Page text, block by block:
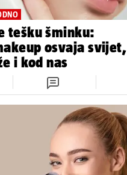
tešku šminku:
osvaja svijet,
i kod nas